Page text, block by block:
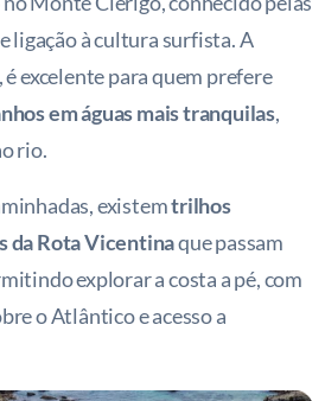
ligação à cultura surfista. A
excelente para quem prefere
em águas mais tranquilas,
rio.
existemtrilhos
da Rota Vicentinaque passam
explorar a costa a pé, com
o Atlântico e acesso a